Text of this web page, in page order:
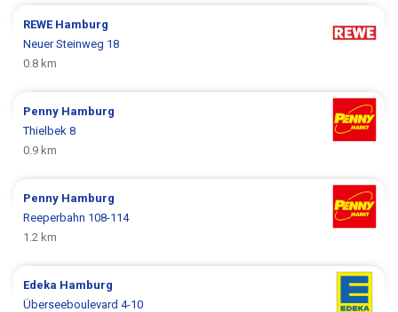
REWE Hamburg
Neuer Steinweg 18
0.8 km
Penny Hamburg
Thielbek 8
0.9 km
Penny Hamburg
Reeperbahn 108-114
1.2 km
Edeka Hamburg
Überseeboulevard 4-10